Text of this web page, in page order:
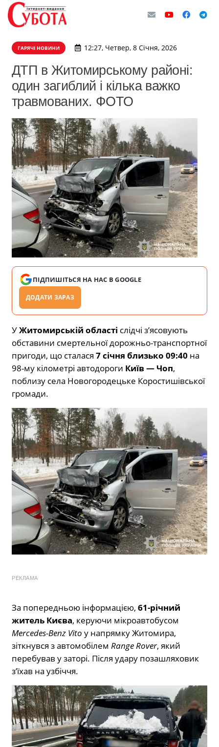
ГАРЯЧІ НОВИНИ 12:27, Четвер, 8 Січня, 2026
ДТП в Житомирському районі:
один загиблий і кілька важко
травмованих. ФОТО
ПІДПИШІТЬСЯ НА НАС В GOOGLE
ДОДАТИ ЗАРАЗ
УЖитомирській області слідчі з’ясовують
обставини смертельної дорожньо-транспортної
пригоди, що сталася 7 січня близько 09:40 на
98-му кілометрі автодороги Київ — Чоп,
поблизу села Новогородецьке Коростишівської
громади.
РЕКЛАМА
За попередньою інформацією, 61-річний
житель Києва, керуючи мікроавтобусом
Mercedes-Benz Vito у напрямку Житомира,
зіткнувся з автомобілем Range Rover, який
перебував у заторі. Після удару позашляховик
з’їхав на узбіччя.